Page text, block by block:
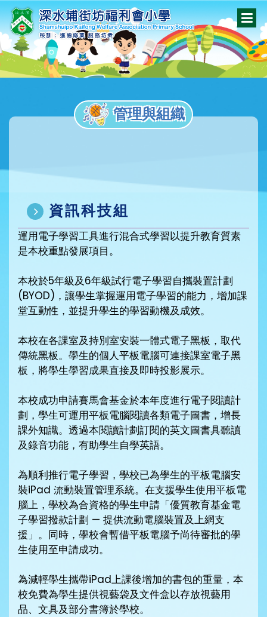
管理與組織
資訊科技組
運用電子學習工具進行混合式學習以提升教育質素
是本校重點發展項目。
本校於5年級及6年級試行電子學習自攜裝置計劃
(BYOD)，讓學生掌握運用電子學習的能力，增加課
堂互動性，並提升學生的學習動機及成效。
本校在各課室及持別室安裝一體式電子黑板，取代
傳統黑板。學生的個人平板電腦可連接課室電子黑
板，將學生學習成果直接及即時投影展示。
本校成功申請賽馬會基金於本年度進行電子閱讀計
劃，學生可運用平板電腦閱讀各類電子圖書，增長
課外知識。透過本閱讀計劃訂閱的英文圖書具聽讀
及錄音功能，有助學生自學英語。
為順利推行電子學習，學校已為學生的平板電腦安
裝iPad 流動裝置管理系統。在支援學生使用平板電
腦上，學校為合資格的學生申請「優質教育基金電
子學習撥款計劃 — 提供流動電腦裝置及上網支
援」。同時，學校會暫借平板電腦予尚待審批的學
生使用至申請成功。
為減輕學生攜帶iPad上課後增加的書包的重量，本
校免費為學生提供視藝袋及文件盒以存放視藝用
品、文具及部分書簿於學校。